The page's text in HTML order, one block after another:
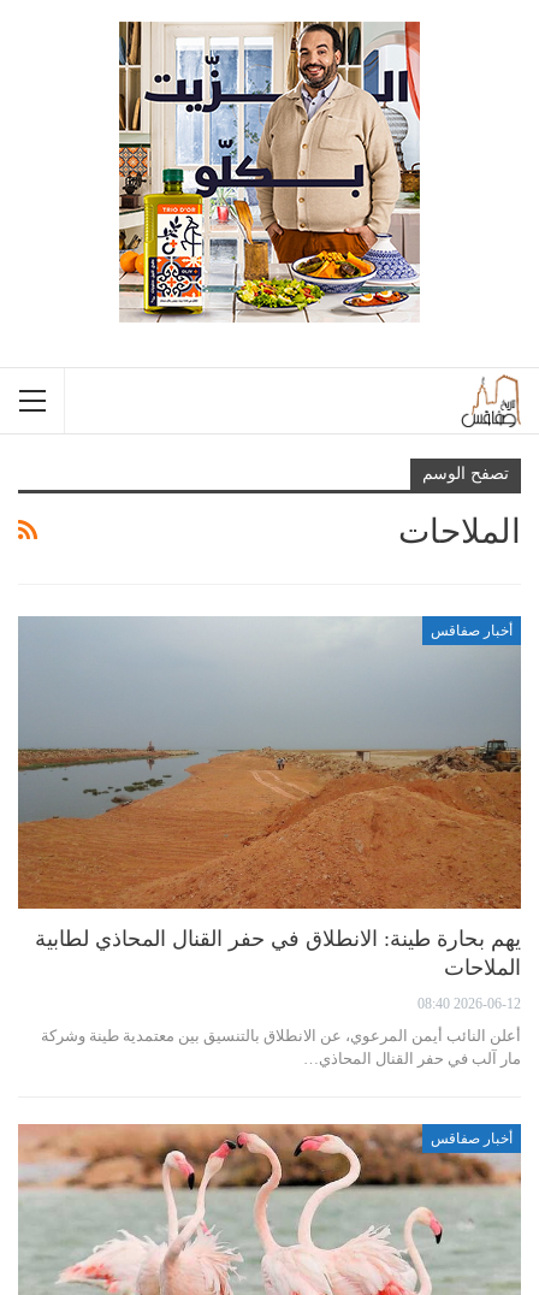
تصفح الوسم
الملاحات
أخبار صفاقس
يهم بحارة طينة: الانطلاق في حفر القنال المحاذي لطابية
الملاحات
2026-06-12 08:40
أعلن النائب أيمن المرعوي، عن الانطلاق بالتنسيق بين معتمدية طينة وشركة
مار آلب في حفر القنال المحاذي…
أخبار صفاقس